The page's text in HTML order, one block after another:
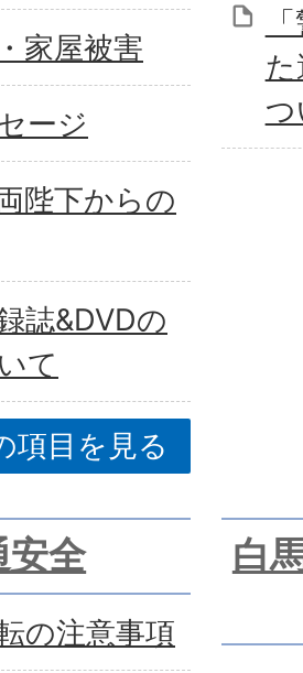
家屋被害
ージ
陛下からの
誌&DVDの
て
項目を見る
安全
の注意事項
白